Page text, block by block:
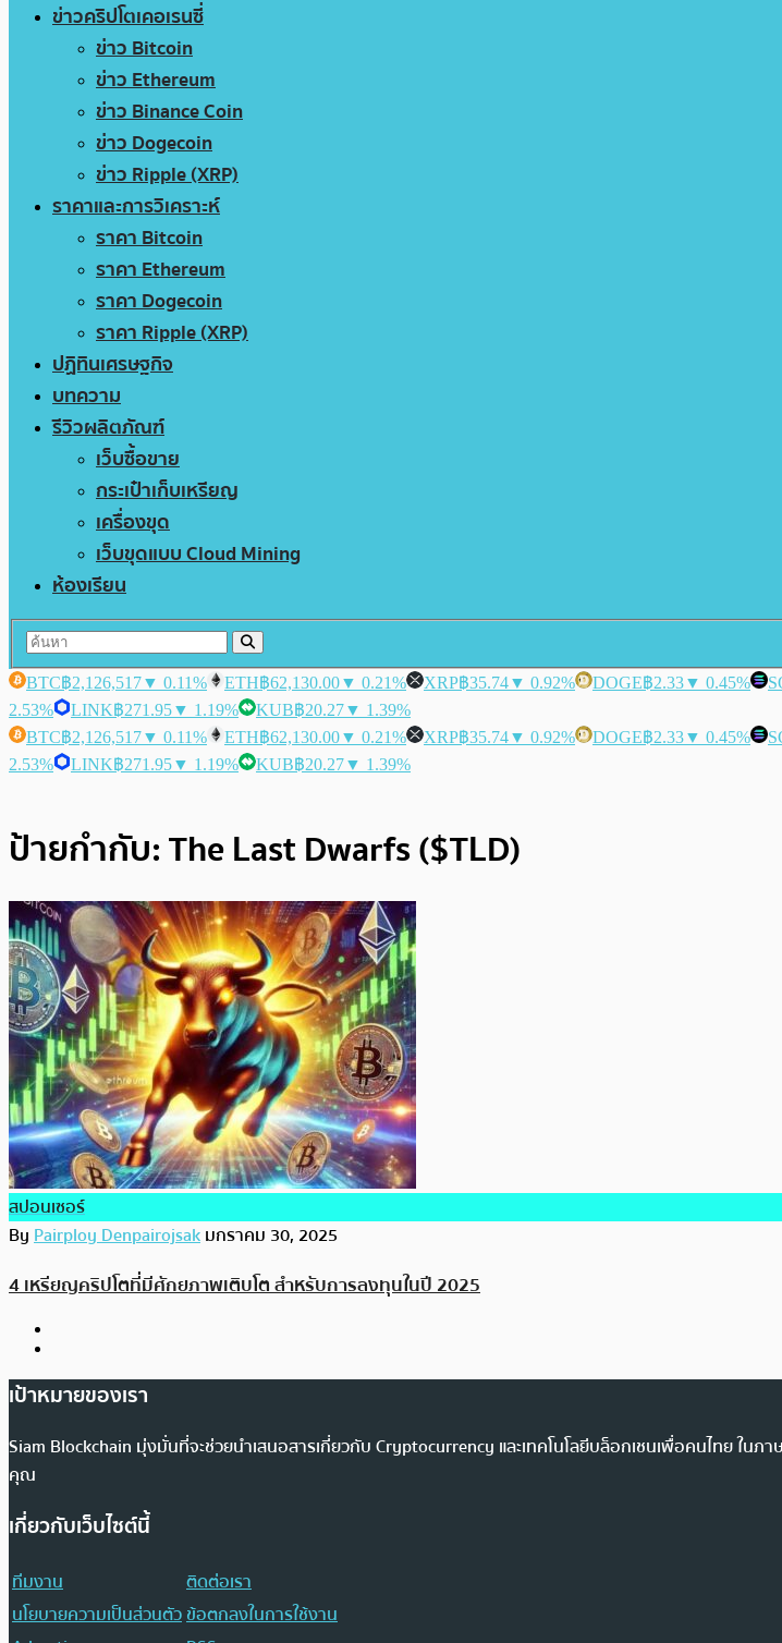
ข่าวคริปโตเคอเรนซี่
ข่าว Bitcoin
ข่าว Ethereum
ข่าว Binance Coin
ข่าว Dogecoin
ข่าว Ripple (XRP)
ราคาและการวิเคราะห์
ราคา Bitcoin
ราคา Ethereum
ราคา Dogecoin
ราคา Ripple (XRP)
ปฏิทินเศรษฐกิจ
บทความ
รีวิวผลิตภัณฑ์
เว็บซื้อขาย
กระเป๋าเก็บเหรียญ
เครื่องขุด
เว็บขุดแบบ Cloud Mining
ห้องเรียน
BTC฿2,126,517▼ 0.11% ETH฿62,130.00▼ 0.21% XRP฿35.74▼ 0.92% DOGE฿2.33▼ 0.45%
2.53%
LINK฿271.95▼ 1.19% KUB฿20.27▼ 1.39%
BTC฿2,126,517▼ 0.11% ETH฿62,130.00▼ 0.21% XRP฿35.74▼ 0.92% DOGE฿2.33▼ 0.45%
2.53%
LINK฿271.95▼ 1.19% KUB฿20.27▼ 1.39%
ป้ายกำกับ:The Last Dwarfs ($TLD)
สปอนเซอร์
ByPairploy Denpairojsakมกราคม 30, 2025
4 เหรียญคริปโตที่มีศักยภาพเติบโต สำหรับการลงทุนในปี 2025
เป้าหมายของเรา
Siam Blockchain มุ่งมั่นที่จะช่วยนำเสนอสารเกี่ยวกับ Cryptocurrency และเทคโนโลยีบล็อกเชนเพื่อคนไทย ใน
คุณ
เกี่ยวกับเว็บไซต์นี้
ทีมงาน
ติดต่อเรา
นโยบายความเป็นส่วนตัวข้อตกลงในการใช้งาน